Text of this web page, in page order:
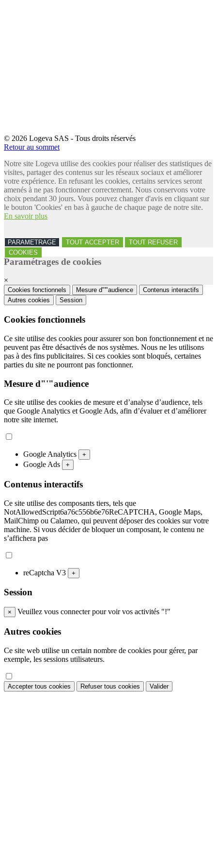
© 2026 Logeva SAS - Tous droits réservés
Retour au sommet
Notre site Logeva utilise des cookies pour réaliser des statistiques de
visites, partager des contenus sur les réseaux sociaux et améliorer
votre expérience. En refusant les cookies, certains services seront
amenés à ne pas fonctionner correctement. Nous conservons votre
choix pendant 30 jours. Vous pouvez changer d'avis en cliquant sur
le bouton 'Cookies' en bas à gauche de chaque page de notre site.
En savoir plus
PARAMETRAGE TOUT ACCEPTER
TOUT REFUSER
COOKIES
Paramétrages de cookies
×
Cookies fonctionnels Mesure d"'"audience
Contenus interactifs
Autres cookies
Session
Cookies fonctionnels
Ce site utilise des cookies pour assurer son bon fonctionnement et ne
peuvent pas être désactivés de nos systèmes. Nous ne les utilisons
pas à des fins publicitaires. Si ces cookies sont bloqués, certaines
parties du site ne pourront pas fonctionner.
Mesure d"'"audience
Ce site utilise des cookies de mesure et d’analyse d’audience, tels
que Google Analytics et Google Ads, afin d’évaluer et d’améliorer
notre site internet.
Google Analytics +
Google Ads +
Contenus interactifs
Ce site utilise des composants tiers, tels que
NotAllowedScript6a76c556b6e76ReCAPTCHA, Google Maps,
MailChimp ou Calameo, qui peuvent déposer des cookies sur votre
machine. Si vous décider de bloquer un composant, le contenu ne
s’affichera pas
reCaptcha V3 +
Session
× Veuillez vous connecter pour voir vos activités "!"
Autres cookies
Ce site web utilise un certain nombre de cookies pour gérer, par
exemple, les sessions utilisateurs.
Accepter tous cookies Refuser tous cookies Valider